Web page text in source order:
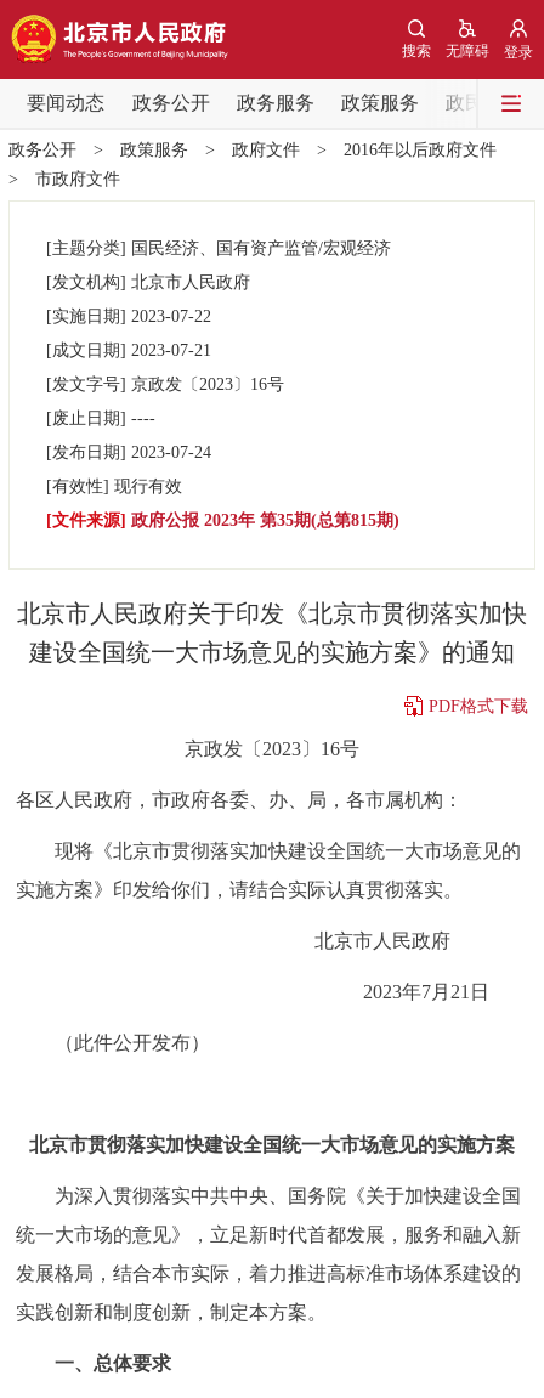
登录
无障碍
搜索
要闻动态 政务公开 政务服务 政策服务 政民互动
要闻动态
党中央精神 国务院信息 中央部委动态
各区热点
市领导
决策公开 专题公开
部门服务
中介服务 阳光政务
政民互动
参与调查
北京概况
绿色北京 图说北京 视频北京
ENGLISH
政务公开> 政策服务 > 政府文件> 2016年以后政府文件
> 市政府文件
[主题分类] 国民经济、国有资产监管/宏观经济
[发文机构] 北京市人民政府
[实施日期] 2023-07-22
[成文日期] 2023-07-21
[发文字号] ​京政发〔2023〕 16号
[废止日期] ----
[发布日期] 2023-07-24
[有效性] 现行有效
[文件来源] 政府公报 2023年 第35期(总第815期)
北京市人民政府关于印发《北京市贯彻落实加快
建设全国统一大市场意见的实施方案》的通知
PDF格式下载
京政发〔2023〕16号
各区人民政府，市政府各委、办、局，各市属机构：
现将《北京市贯彻落实加快建设全国统一大市场意见的
实施方案》印发给你们，请结合实际认真贯彻落实。
北京市人民政府
2023年7月21日
（此件公开发布）
北京市贯彻落实加快建设全国统一大市场意见的实施方案
为深入贯彻落实中共中央、国务院《关于加快建设全国
统一大市场的意见》，立足新时代首都发展，服务和融入新
发展格局，结合本市实际，着力推进高标准市场体系建设的
实践创新和制度创新，制定本方案。
一、总体要求